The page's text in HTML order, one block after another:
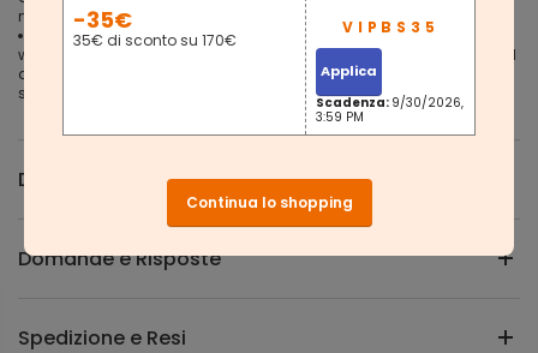
minuten
WAT KRIJG JE? Een in hoogte verstelbare computerstoel met
wipfunctie, die ergonomisch gevormd is en zich daardoor optimaal
aan uw lichaam aanpast. Dit verlicht de belasting van nek,
schouders en rug en u kunt uren aan de computer werken
Descrizione
Domande e Risposte
Spedizione e Resi
-35€
35€ di sconto su 170€
Applica
Scadenza: 9/30/2026,
3:59 PM
Continua lo shopping